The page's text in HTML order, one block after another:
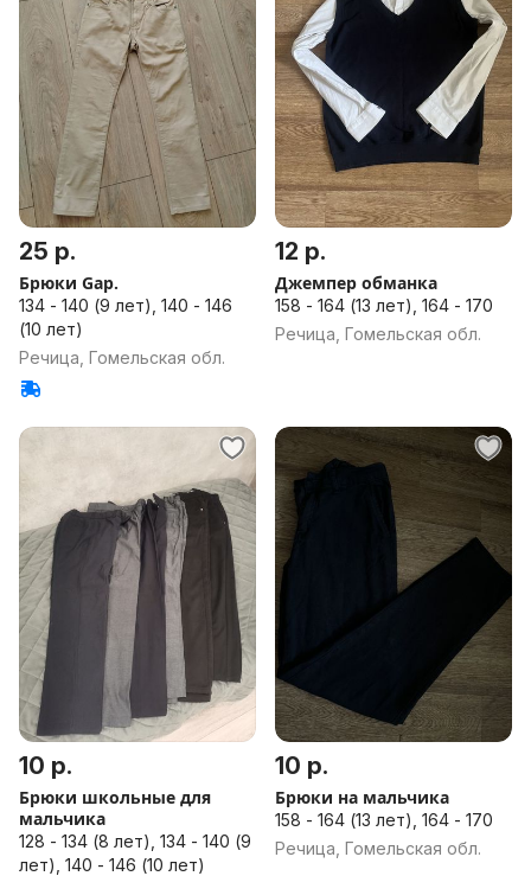
25 р.
Брюки Gap.
134 - 140 (9 лет), 140 - 146
(10 лет)
Речица, Гомельская обл.
12 р.
Джемпер обманка
158 - 164 (13 лет), 164 - 170
Речица, Гомельская обл.
10 р.
Брюки школьные для
мальчика
128 - 134 (8 лет), 134 - 140 (9
лет), 140 - 146 (10 лет)
10 р.
Брюки на мальчика
158 - 164 (13 лет), 164 - 170
Речица, Гомельская обл.